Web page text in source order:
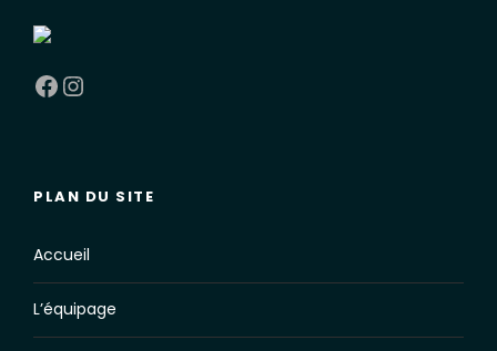
Facebook Instagram
PLAN DU SITE
Accueil
L’équipage